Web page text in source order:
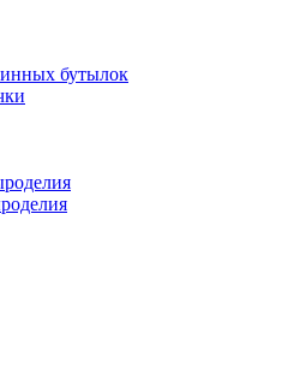
бутылок